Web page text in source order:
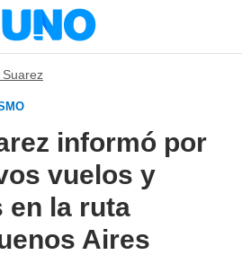
Suarez
informó por
vuelos y
en la ruta
Aires